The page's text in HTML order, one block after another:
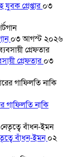
যুবক গ্রেপ্তার০৩
০৩ আগস্ট ২০২৬
গ্রেফতার০৩
গাফিলতি নাকি
বাঁধন-ইমন০২